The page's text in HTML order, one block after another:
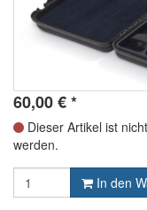
60,00€*
Dieser Artikel ist
werden.
In den